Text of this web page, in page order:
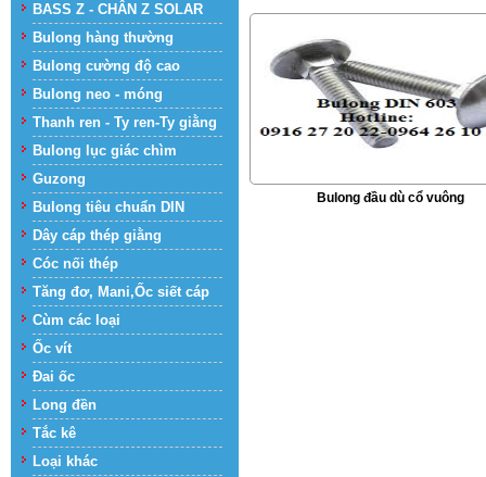
BASS Z - CHÂN Z SOLAR
Bulong hàng thường
Bulong cường độ cao
Bulong neo - móng
Thanh ren - Ty ren-Ty giằng
Bulong lục giác chìm
Guzong
Bulong tiêu chuẩn DIN
Dây cáp thép giằng
Cóc nối thép
Tăng đơ, Mani,Ốc siết cáp
Cùm các loại
Ốc vít
Đai ốc
Long đền
Tắc kê
Loại khác
Bulong đầu dù cổ vuông